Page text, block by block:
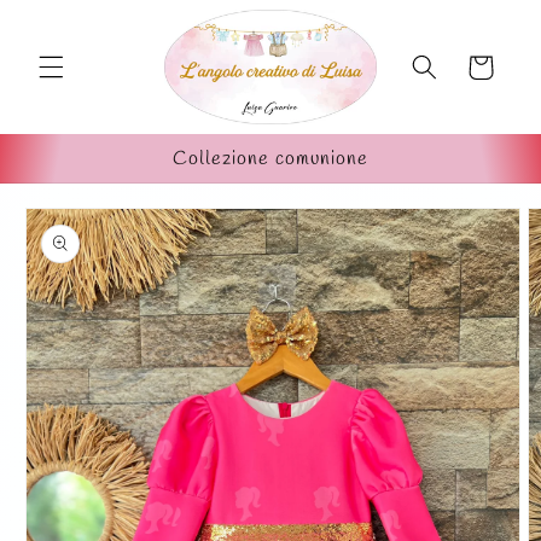
ai contenuti
Carrello
Collezione comunione
Passa alle
informazioni
sul prodotto